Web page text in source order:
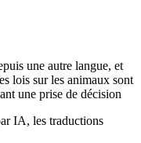
une autre langue, et
lois sur les animaux sont
une prise de décision
IA, les traductions